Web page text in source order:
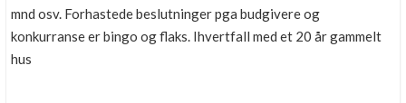
mnd osv. Forhastede beslutninger pga budgivere og
konkurranse er bingo og flaks. Ihvertfall med et 20 år gammelt
hus